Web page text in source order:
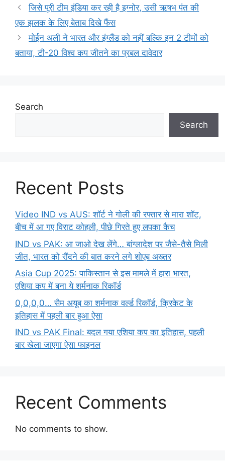
जिसे पूरी टीम इंडिया कर रही है इग्नोर, उसी ऋषभ पंत की
एक झलक के लिए बेताब दिखे फैंस
मोईन अली ने भारत और इंग्लैंड को नहीं बल्कि इन 2 टीमों को
बताया, टी-20 विश्व कप जीतने का प्रबल दावेदार
Search
Search
Recent Posts
Video IND vs AUS: शॉर्ट ने गोली की रफ्तार से मारा शॉट,
बीच में आ गए विराट कोहली, पीछे गिरते हुए लपका कैच
IND vs PAK: आ जाओ देख लेंगे… बांग्लादेश पर जैसे-तैसे मिली
जीत, भारत को रौंदने की बात करने लगे शोएब अख्तर
Asia Cup 2025: पाकिस्तान से इस मामले में हारा भारत,
एशिया कप में बना ये शर्मनाक रिकॉर्ड
0,0,0,0… सैम अयूब का शर्मनाक वर्ल्ड रिकॉर्ड, क्रिकेट के
इतिहास में पहली बार हुआ ऐसा
IND vs PAK Final: बदल गया एशिया कप का इतिहास, पहली
बार खेला जाएगा ऐसा फाइनल
Recent Comments
No comments to show.